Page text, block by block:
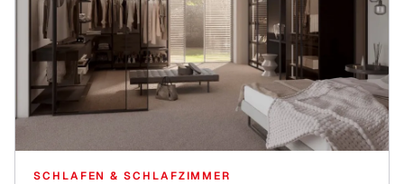
SCHLAFEN & SCHLAFZIMMER